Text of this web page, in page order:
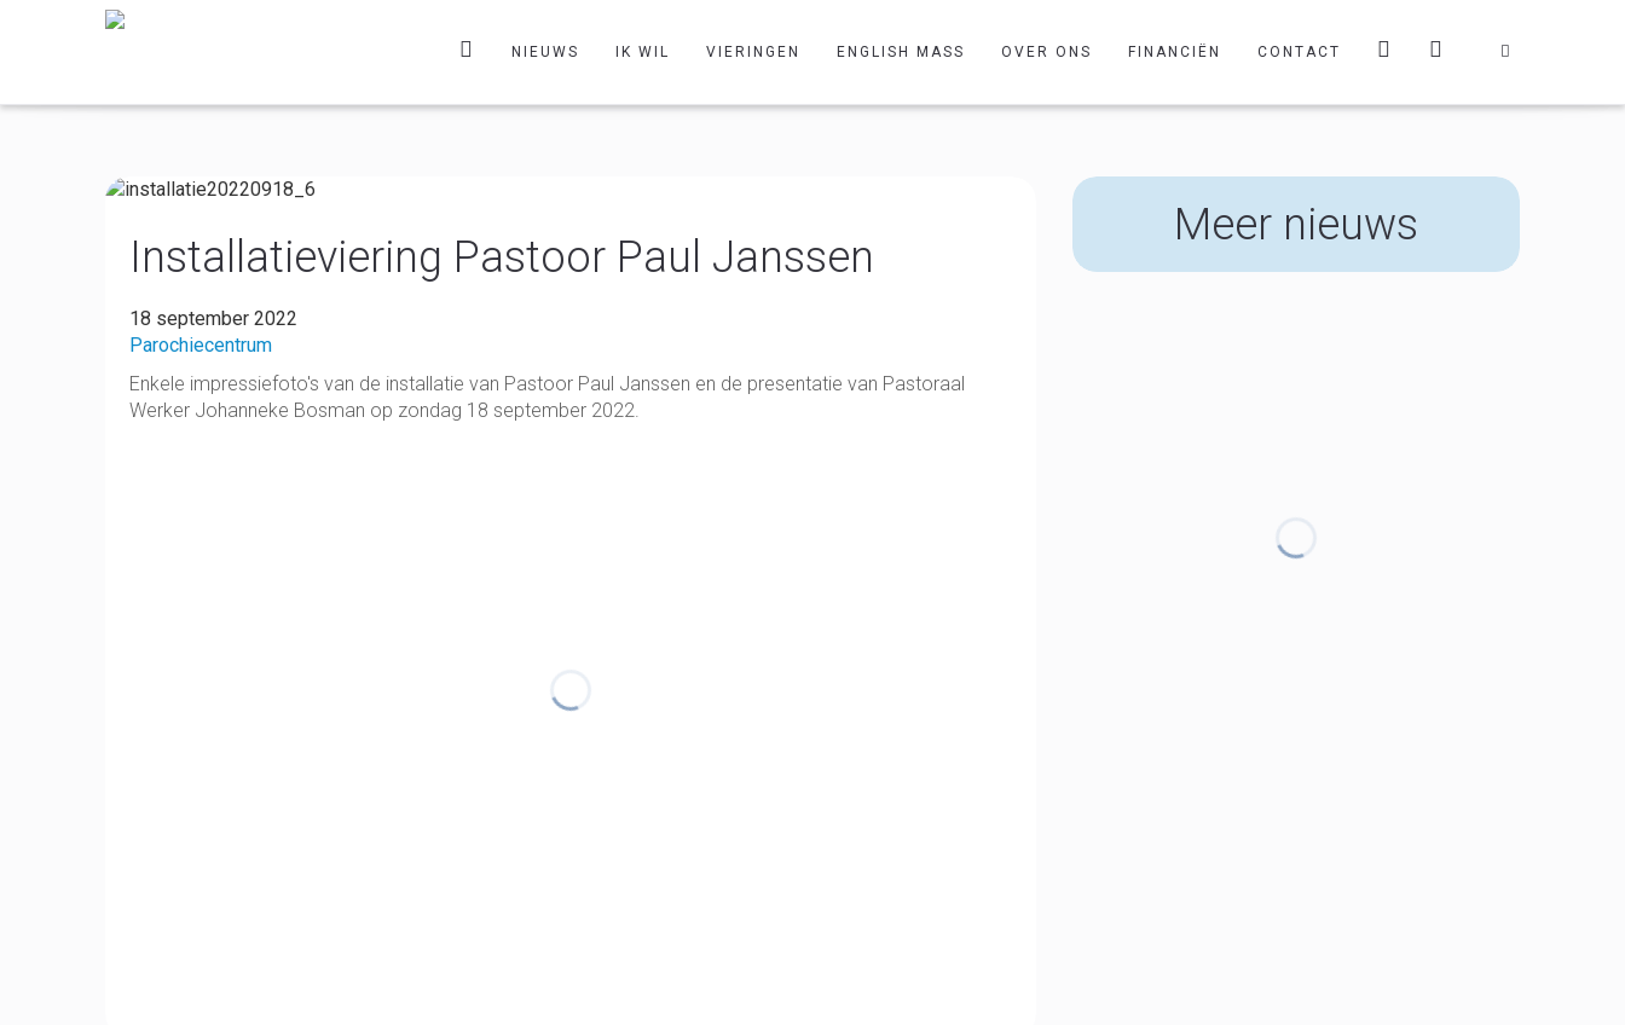
NIEUWS IK WIL VIERINGEN ENGLISH MASS OVER ONS FINANCIËN CONTACT
Installatieviering Pastoor Paul Janssen
18 september 2022
Parochiecentrum
Enkele impressiefoto's van de installatie van Pastoor Paul Janssen en de presentatie van Pastoraal
Werker Johanneke Bosman op zondag 18 september 2022.
Meer nieuws